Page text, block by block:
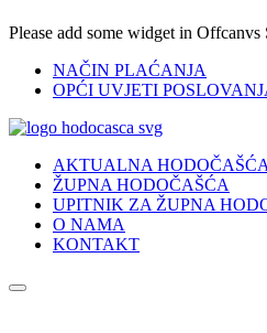
Please add some widget in Offcanvs
NAČIN PLAĆANJA
OPĆI UVJETI
AKTUALNA HODOČAŠĆA
ŽUPNA HODOČAŠĆA
UPITNIK ZA ŽUPNA
O NAMA
KONTAKT